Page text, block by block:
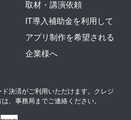
取材・講演依頼
IT導入補助金を利用して
アプリ制作を希望される
企業様へ
決済がご利用いただけます。クレジ
、事務局までご連絡ください。